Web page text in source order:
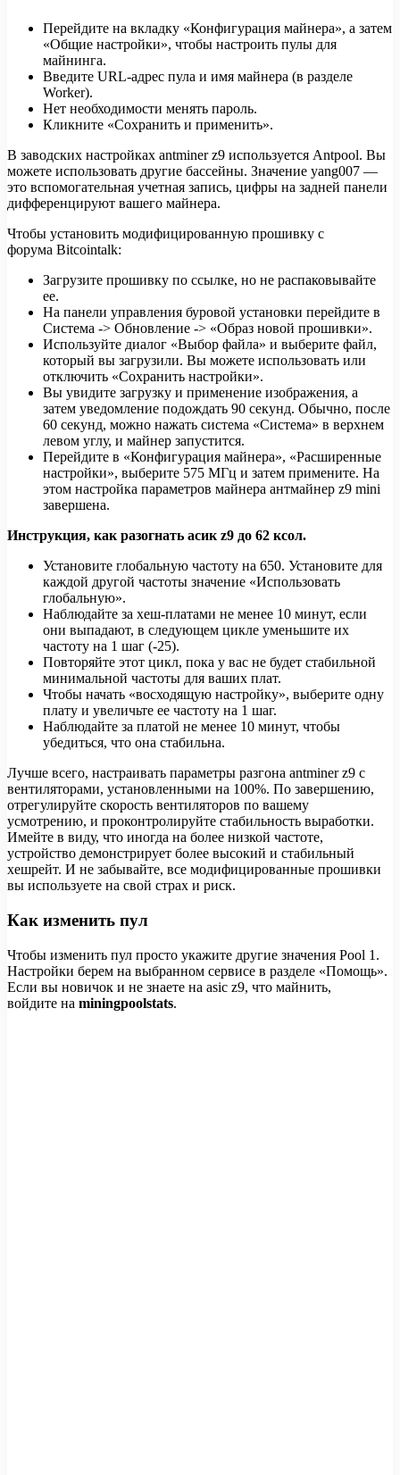
Перейдите на вкладку «Конфигурация майнера», а затем
«Общие настройки», чтобы настроить пулы для
майнинга.
Введите URL-адрес пула и имя майнера (в разделе
Worker).
Нет необходимости менять пароль.
Кликните «Сохранить и применить».
В заводских настройках antminer z9 используется Antpool. Вы
можете использовать другие бассейны. Значение yang007 —
это вспомогательная учетная запись, цифры на задней панели
дифференцируют вашего майнера.
Чтобы установить модифицированную прошивку с
форума Bitcointalk:
Загрузите прошивку по ссылке, но не распаковывайте
ее.
На панели управления буровой установки перейдите в
Система -> Обновление -> «Образ новой прошивки».
Используйте диалог «Выбор файла» и выберите файл,
который вы загрузили. Вы можете использовать или
отключить «Сохранить настройки».
Вы увидите загрузку и применение изображения, а
затем уведомление подождать 90 секунд. Обычно, после
60 секунд, можно нажать система «Система» в верхнем
левом углу, и майнер запустится.
Перейдите в «Конфигурация майнера», «Расширенные
настройки», выберите 575 МГц и затем примените. На
этом настройка параметров майнера антмайнер z9 mini
завершена.
Инструкция, как разогнать асик z9 до 62 ксол.
Установите глобальную частоту на 650. Установите для
каждой другой частоты значение «Использовать
глобальную».
Наблюдайте за хеш-платами не менее 10 минут, если
они выпадают, в следующем цикле уменьшите их
частоту на 1 шаг (-25).
Повторяйте этот цикл, пока у вас не будет стабильной
минимальной частоты для ваших плат.
Чтобы начать «восходящую настройку», выберите одну
плату и увеличьте ее частоту на 1 шаг.
Наблюдайте за платой не менее 10 минут, чтобы
убедиться, что она стабильна.
Лучше всего, настраивать параметры разгона antminer z9 с
вентиляторами, установленными на 100%. По завершению,
отрегулируйте скорость вентиляторов по вашему
усмотрению, и проконтролируйте стабильность выработки.
Имейте в виду, что иногда на более низкой частоте,
устройство демонстрирует более высокий и стабильный
хешрейт. И не забывайте, все модифицированные прошивки
вы используете на свой страх и риск.
Как изменить пул
Чтобы изменить пул просто укажите другие значения Pool 1.
Настройки берем на выбранном сервисе в разделе «Помощь».
Если вы новичок и не знаете на asic z9, что майнить,
войдите на miningpoolstats.